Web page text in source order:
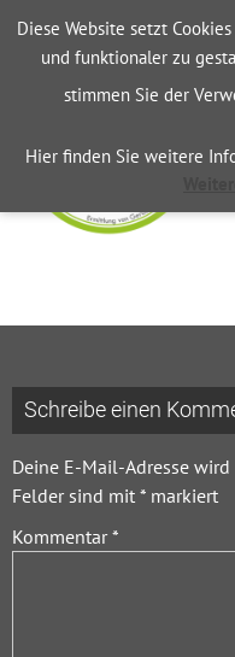
Schreibe einen
Deine E-Mail-Adresse
Felder sind mit * markiert
Kommentar*
Diese Website setzt
und funktionaler zu
stimmen Sie der
Hier finden Sie weitere